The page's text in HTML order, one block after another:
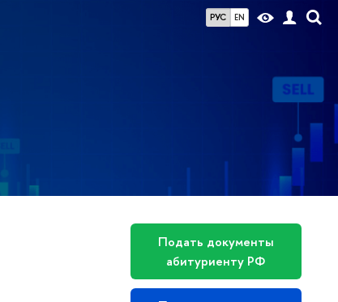
РУС EN
Подать документы
абитуриенту РФ